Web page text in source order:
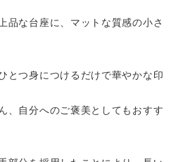
品な台座に、マットな質感の小さ
とつ身につけるだけで華やかな印
、自分へのご褒美としてもおすす